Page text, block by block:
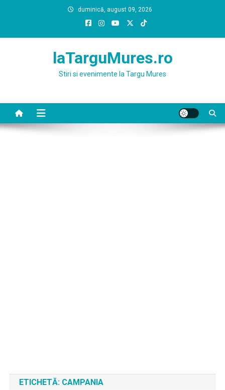
duminică, august 09, 2026
laTarguMures.ro
Stiri si evenimente la Targu Mures
ETICHETĂ: CAMPANIA